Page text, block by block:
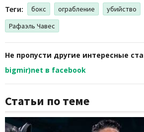
Теги: бокс ограбление убийство
Рафаэль Чавес
Не пропусти другие интересные
bigmir)net в facebook
Статьи по теме